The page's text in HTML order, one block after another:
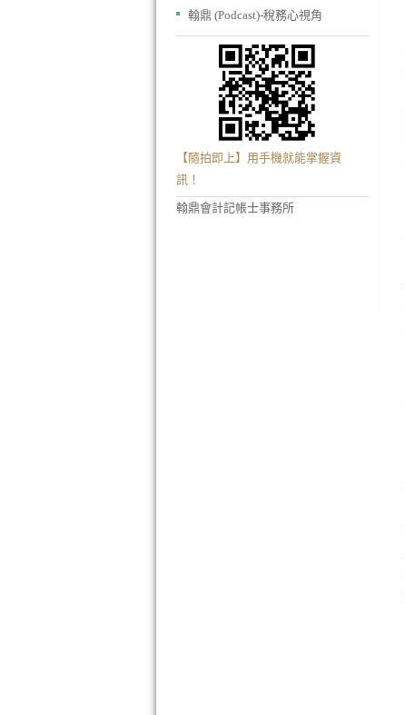
翰鼎 (Podcast)-稅務心視角
【隨拍即上】用手機就能掌握資
訊！
翰鼎會計記帳士事務所